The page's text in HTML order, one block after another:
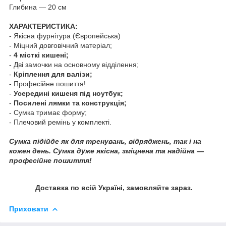
Глибина — 20 см
ХАРАКТЕРИСТИКА:
- Якісна фурнітура (Європейська)
- Міцний довговічний матеріал;
- 4 місткі кишені;
- Дві замочки на основному відділення;
- Кріплення для валізи;
- Професійне пошиття!
- Усередині кишеня під ноутбук;
- Посилені лямки та конструкція;
- Сумка тримає форму;
- Плечовий ремінь у комплекті.
Сумка підійде як для тренувань, відряджень, так і на
кожен день. Сумка дуже якісна, зміцнена та надійна —
професійне пошиття!
Доставка по всій Україні, замовляйте зараз.
Приховати